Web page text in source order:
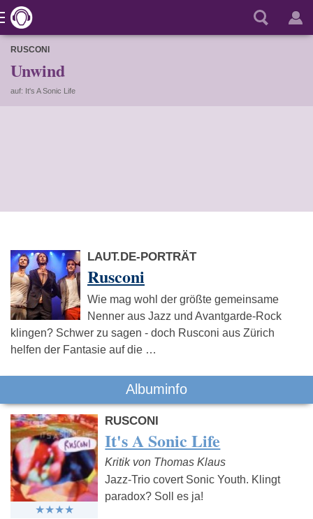
RUSCONI
Unwind
auf: It's A Sonic Life
LAUT.DE-PORTRÄT
Rusconi
Wie mag wohl der größte gemeinsame
Nenner aus Jazz und Avantgarde-Rock
klingen? Schwer zu sagen - doch Rusconi aus Zürich
helfen der Fantasie auf die …
Albuminfo
RUSCONI
It's A Sonic Life
Kritik von Thomas Klaus
Jazz-Trio covert Sonic Youth. Klingt
paradox? Soll es ja!